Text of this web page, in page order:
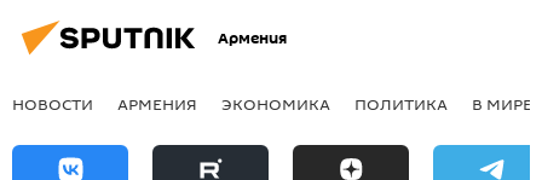
Армения
НОВОСТИ АРМЕНИЯ ЭКОНОМИКА ПОЛИТИКА В МИРЕ